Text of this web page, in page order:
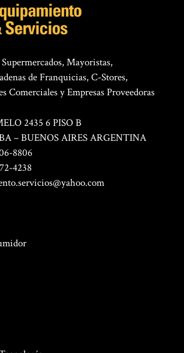
Mayoristas,
de Franquicias, C-Stores,
Comerciales y Empresas Proveedoras
2435 6 PISO B
– BUENOS AIRES ARGENTINA
8806
4238